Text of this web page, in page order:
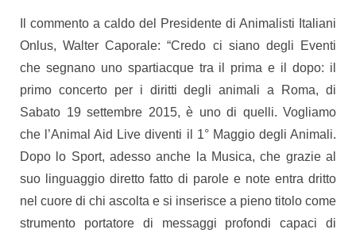
Il commento a caldo del Presidente di Animalisti Italiani
Onlus, Walter Caporale: “Credo ci siano degli Eventi
che segnano uno spartiacque tra il prima e il dopo: il
primo concerto per i diritti degli animali a Roma, di
Sabato 19 settembre 2015, è uno di quelli. Vogliamo
che l’Animal Aid Live diventi il 1° Maggio degli Animali.
Dopo lo Sport, adesso anche la Musica, che grazie al
suo linguaggio diretto fatto di parole e note entra dritto
nel cuore di chi ascolta e si inserisce a pieno titolo come
strumento portatore di messaggi profondi capaci di